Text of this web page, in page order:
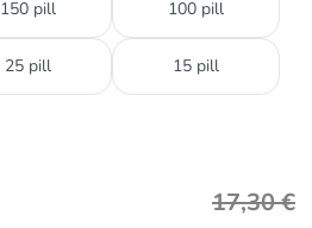
150 pill 100 pill
25 pill 15 pill
17,30€